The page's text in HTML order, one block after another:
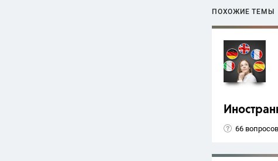
ПОХОЖИЕ ТЕМЫ
66 вопросов